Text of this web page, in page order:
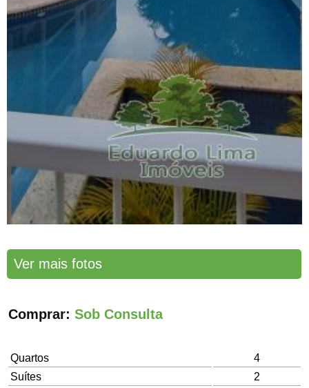
Ver mais fotos
Comprar: Sob Consulta
Quartos
4
Suítes
2